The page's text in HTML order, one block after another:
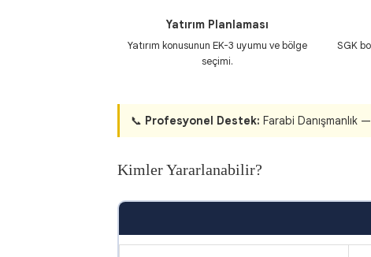
Yatırım Planlaması
Yatırım konusunun EK-3 uyumu ve bölge
seçimi.
SGK
📞 Profesyonel Destek: Farabi Danışmanlık —
Kimler Yararlanabilir?